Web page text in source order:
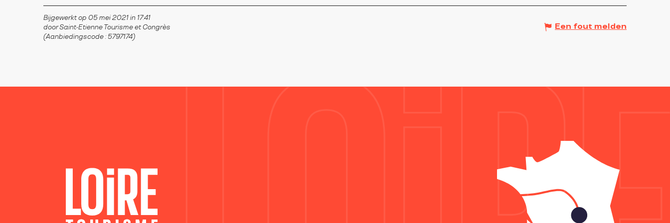
Bijgewerkt op 05 mei 2021 in 17:41
door Saint-Etienne Tourisme et Congrès
(Aanbiedingscode : 5797174)
Een fout melden